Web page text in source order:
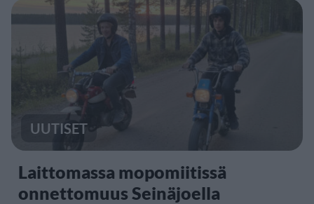
UUTISET
Laittomassa mopomiitissä
onnettomuus Seinäjoella